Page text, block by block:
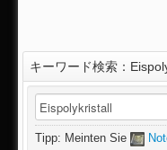
キーワード検索：
Tipp: Meinten Sie